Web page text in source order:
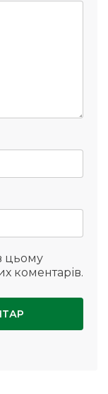
цьому
коментарів.